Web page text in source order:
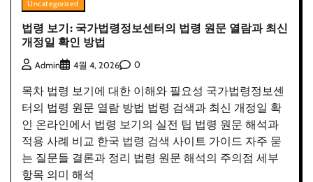
Uncategorized
법령 보기: 국가법령정보센터의 법령 원문 열람과 최신
개정일 확인 방법
Admin 4월 4, 2026 0
목차 법령 보기에 대한 이해와 필요성 국가법령정보센
터의 법령 원문 열람 방법 법령 검색과 최신 개정일 확
인 온라인에서 법령 보기의 실전 팁 법령 원문 해석과
적용 사례 비교 한국 법령 검색 사이트 가이드 자주 묻
는 질문들 결론과 정리 법령 원문 해석의 주의점 세부
항목 의미 해석